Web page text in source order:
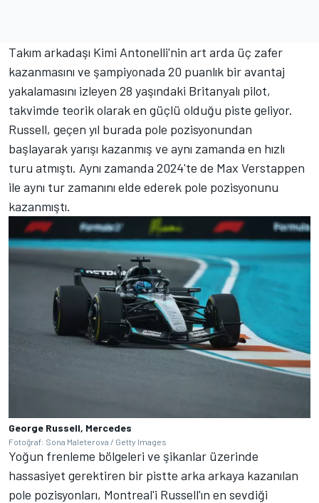
Takım arkadaşı Kimi Antonelli'nin art arda üç zafer
kazanmasını ve şampiyonada 20 puanlık bir avantaj
yakalamasını izleyen 28 yaşındaki Britanyalı pilot,
takvimde teorik olarak en güçlü olduğu piste geliyor.
Russell, geçen yıl burada pole pozisyonundan
başlayarak yarışı kazanmış ve aynı zamanda en hızlı
turu atmıştı. Aynı zamanda 2024'te de Max Verstappen
ile aynı tur zamanını elde ederek pole pozisyonunu
kazanmıştı.
George Russell, Mercedes
Fotoğraf: Sona Maleterova / Getty Images
Yoğun frenleme bölgeleri ve şikanlar üzerinde
hassasiyet gerektiren bir pistte arka arkaya kazanılan
pole pozisyonları, Montreal'i Russell'ın en sevdiği